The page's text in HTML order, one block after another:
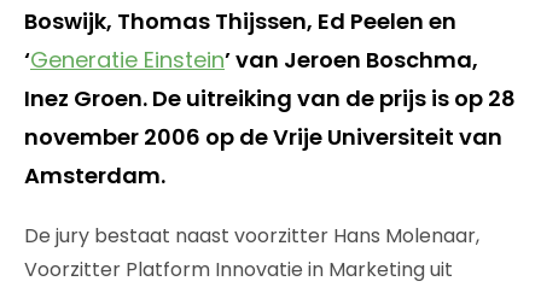
Boswijk, Thomas Thijssen, Ed Peelen en
‘Generatie Einstein’ van Jeroen Boschma,
Inez Groen. De uitreiking van de prijs is op 28
november 2006 op de Vrije Universiteit van
Amsterdam.
De jury bestaat naast voorzitter Hans Molenaar,
Voorzitter Platform Innovatie in Marketing uit